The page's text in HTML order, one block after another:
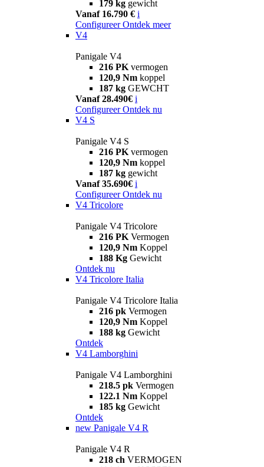
179 kg gewicht
Vanaf 16.790 € i
Configureer Ontdek meer
V4
Panigale V4
216 PK vermogen
120,9 Nm koppel
187 kg GEWCHT
Vanaf 28.490€ i
Configureer Ontdek nu
V4 S
Panigale V4 S
216 PK vermogen
120,9 Nm koppel
187 kg gewicht
Vanaf 35.690€ i
Configureer Ontdek nu
V4 Tricolore
Panigale V4 Tricolore
216 PK Vermogen
120,9 Nm Koppel
188 Kg Gewicht
Ontdek nu
V4 Tricolore Italia
Panigale V4 Tricolore Italia
216 pk Vermogen
120,9 Nm Koppel
188 kg Gewicht
Ontdek
V4 Lamborghini
Panigale V4 Lamborghini
218.5 pk Vermogen
122.1 Nm Koppel
185 kg Gewicht
Ontdek
new Panigale V4 R
Panigale V4 R
218 ch VERMOGEN